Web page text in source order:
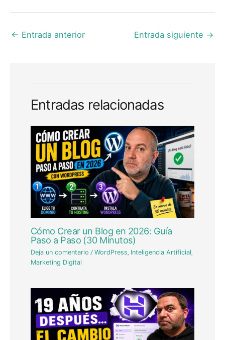
← Entrada anterior Entrada siguiente →
Entradas relacionadas
Cómo Crear un Blog en 2026: Guía
Paso a Paso (30 Minutos)
Deja un comentario /WordPress, Inteligencia Artificial,
Marketing Digital